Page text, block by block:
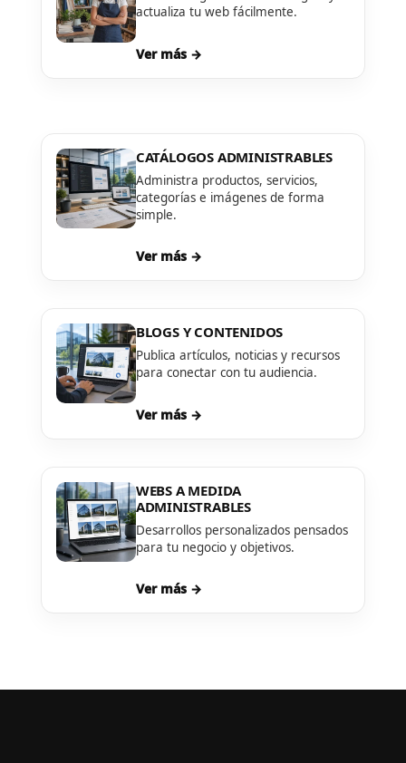
actualiza tu web fácilmente.
Ver más →
CATÁLOGOS ADMINISTRABLES
Administra productos, servicios,
categorías e imágenes de forma
simple.
Ver más →
BLOGS Y CONTENIDOS
Publica artículos, noticias y recursos
para conectar con tu audiencia.
Ver más →
WEBS A MEDIDA
ADMINISTRABLES
Desarrollos personalizados pensados
para tu negocio y objetivos.
Ver más →